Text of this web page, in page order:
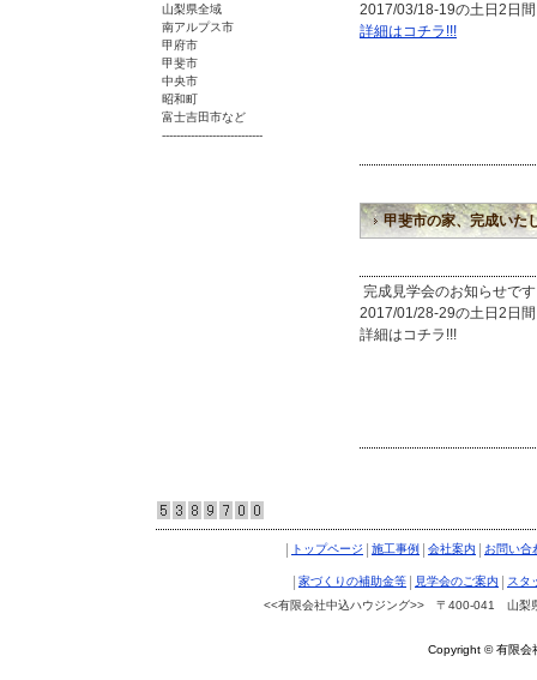
山梨県全域
南アルプス市
甲府市
甲斐市
中央市
昭和町
富士吉田市など
----------------------------
2017/03/18-19の土日2日
詳細はコチラ!!!
甲斐市の家、完成いた
完成見学会のお知らせで
2017/01/28-29の土日2日
詳細はコチラ!!!
トップページ 施工事例 会社案内 お問い合
家づくりの補助金等 見学会のご案内
スタ
<<有限会社中込ハウジング>> 〒400-041 山
Copyright © 有限会